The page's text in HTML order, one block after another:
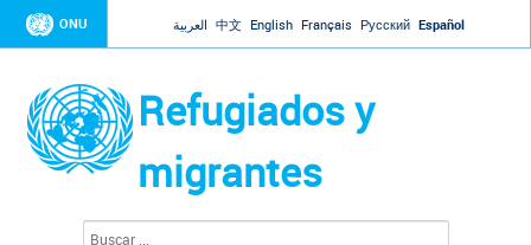
Jump to navigation
ONU العربية 中文 English Français Русский Español
Refugiados y
migrantes